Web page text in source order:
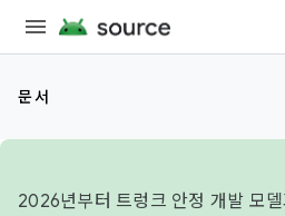
문서
2026년부터 트렁크 안정 개발 모